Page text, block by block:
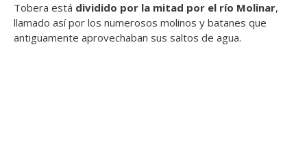
Tobera está dividido por la mitad por el río Molinar,
llamado así por los numerosos molinos y batanes que
antiguamente aprovechaban sus saltos de agua.